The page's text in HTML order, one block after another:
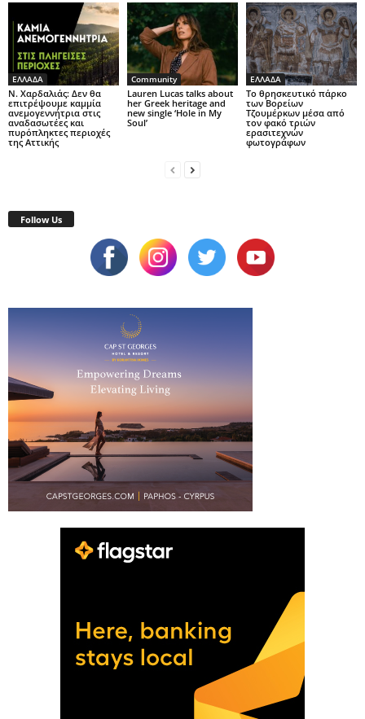
ΕΛΛΑΔΑ
Ν. Χαρδαλιάς: Δεν θα
επιτρέψουμε καμμία
ανεμογεννήτρια στις
αναδασωτέες και
πυρόπληκτες περιοχές
της Αττικής
Community
Lauren Lucas talks about
her Greek heritage and
new single ‘Hole in My
Soul’
ΕΛΛΑΔΑ
Το θρησκευτικό πάρκο
των Βορείων
Τζουμέρκων μέσα από
τον φακό τριών
ερασιτεχνών
φωτογράφων
Follow Us